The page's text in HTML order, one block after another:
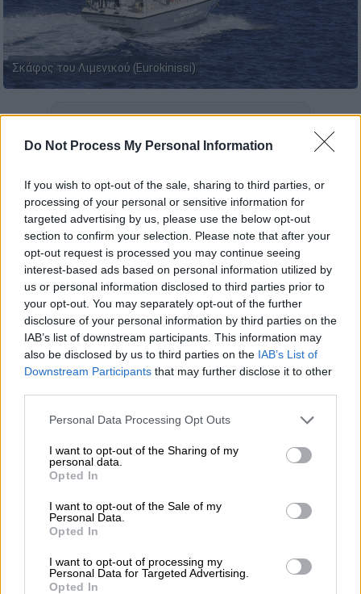
Do Not Process My Personal Information
If you wish to opt-out of the sale, sharing to third parties, or
processing of your personal or sensitive information for
targeted advertising by us, please use the below opt-out
section to confirm your selection. Please note that after your
opt-out request is processed you may continue seeing
interest-based ads based on personal information utilized by
us or personal information disclosed to third parties prior to
your opt-out. You may separately opt-out of the further
disclosure of your personal information by third parties on the
IAB’s list of downstream participants. This information may
also be disclosed by us to third parties on the IAB’s List of
Downstream Participants that may further disclose it to other
Please note that this website/app uses one or more Google
not limited to your visit or usage behaviour. You may click to
grant or deny consent to Google and its third-party tags to
use your data for below specified purposes in below Google
consent section.
Personal Data Processing Opt Outs
I want to opt-out of the Sharing of my
personal data.
Opted In
I want to opt-out of the Sale of my
Personal Data.
Opted In
I want to opt-out of processing my
Personal Data for Targeted Advertising.
Opted In
Σκάφος του Λιμενικού (Eurokinissi)
ανασύρθηκε από τολιμάνι της Ερμούπολης
στηΣύρο το μεσημέρι της Κυριακής (25/01)
αναγνωρίστηκε από συγγενικό πρόσωπο.
Όπως αναφέρει τοcyclades24.gr, πρόκειται
γιαμία υπερήλικη γυναίκα 104 ετών, κάτοικο
του νησιού.
ΔΙΑΒΑΣΤΕ ΕΠΙΣΗΣ
Η στιγμή που κύματα παρασύρουν
στον θάνατο τον 52χρονο λιμενικό
στο Άστρος - Πώς έγινε η τραγωδία
Ελλάδα 25.01.2026 15:49
Τραγωδία στη Σύρο: Εντοπίστηκε
σορός γυναίκας στο λιμάνι της
Ερμούπολης